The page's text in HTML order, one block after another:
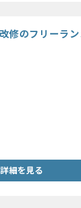
修のフリーラ
詳細を見る